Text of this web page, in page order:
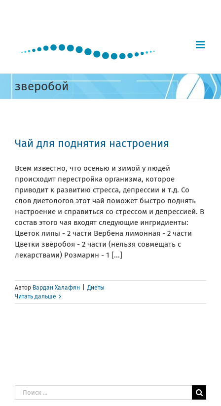
зверобой
Чай для поднятия настроения
Всем известно, что осенью и зимой у людей
происходит перестройка организма, которое
приводит к развитию стресса, депрессии и т.д. Со
слов диетологов этот чай поможет быстро поднять
настроение и справиться со стрессом и депрессией. В
состав этого чая входят следующие ингридиенты:
Цветок липы - 2 части Вербена лимонная - 2 части
Цветки зверобоя - 2 части (нельзя совмещать с
лекарствами) Розмарин - 1 [...]
Автор Вардан Халафян
Диеты
Читать дальше
Результат
поиска: